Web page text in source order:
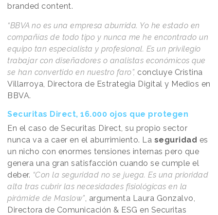
branded content.
“BBVA no es una empresa aburrida. Yo he estado en
compañías de todo tipo y nunca me he encontrado un
equipo tan especialista y profesional. Es un privilegio
trabajar con diseñadores o analistas económicos que
se han convertido en nuestro faro”, concluye Cristina
Villarroya, Directora de Estrategia Digital y Medios en
BBVA.
Securitas Direct, 16.000 ojos que protegen
En el caso de Securitas Direct, su propio sector
nunca va a caer en el aburrimiento. La seguridad es
un nicho con enormes tensiones internas pero que
genera una gran satisfacción cuando se cumple el
deber. “Con la seguridad no se juega. Es una prioridad
alta tras cubrir las necesidades fisiológicas en la
pirámide de Maslow”, argumenta Laura Gonzalvo,
Directora de Comunicación & ESG en Securitas